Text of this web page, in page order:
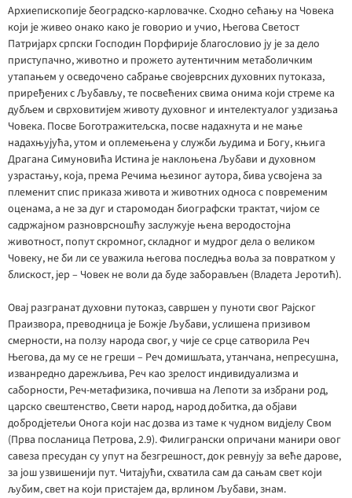
Архиепископије београдско-карловачке. Сходно сећању на Човека
који је живео онако како је говорио и учио, Његова Светост
Патријарх српски Господин Порфирије благословио ју је за дело
приступачно, животно и прожето аутентичним метаболичким
утапањем у осведочено сабрање својеврсних духовних путоказа,
приређених с Љубављу, те посвећених свима онима који стреме ка
дубљем и сврховитијем животу духовног и интелектуалог уздизања
Човека. Посве Боготражитељска, посве надахнута и не мање
надахњујућа, утом и оплемењена у служби људима и Богу, књига
Драгана Симуновића Истина је наклоњена Љубави и духовном
узрастању, која, према Речима њезиног аутора, бива усвојена за
племенит спис приказа живота и животних односа с повременим
оценама, а не за дуг и старомодан биографски трактат, чијом се
садржајном разноврсношћу заслужује њена веродостојна
животност, попут скромног, складног и мудрог дела о великом
Човеку, не би ли се уважила његова последња воља за повратком у
блискост, јер – Човек не воли да буде заборављен (Владета Јеротић).
Овај разгранат духовни путоказ, савршен у пуноти свог Рајског
Праизвора, преводница је Божје Љубави, услишена призивом
смерности, на ползу народа свог, у чије се срце сатворила Реч
Његова, да му се не греши – Реч домишљата, утанчана, непресушна,
изванредно дарежљива, Реч као зрелост индивидуализма и
саборности, Реч-метафизика, почивша на Лепоти за избрани род,
царско свештенство, Свети народ, народ добитка, да објави
добродјетељи Онога који нас дозва из таме к чудном видјелу Свом
(Прва посланица Петрова, 2.9). Филигрански опричани манири овог
савеза пресудан су упут на безгрешност, док ревнују за веће дарове,
за још узвишенији пут. Читајући, схватила сам да сањам свет који
љубим, свет на који пристајем да, врлином Љубави, знам.